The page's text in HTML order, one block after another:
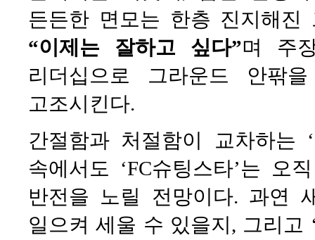
든든한 면모는 한층 진지해진
“이제는 잘하고 싶다”며 주
리더십으로 그라운드 안팎
고조시킨다.
간절함과 처절함이 교차하는
속에서도 ‘FC슈팅스타’는 오
반전을 노릴 전망이다. 과연
일으켜 세울 수 있을지, 그리고